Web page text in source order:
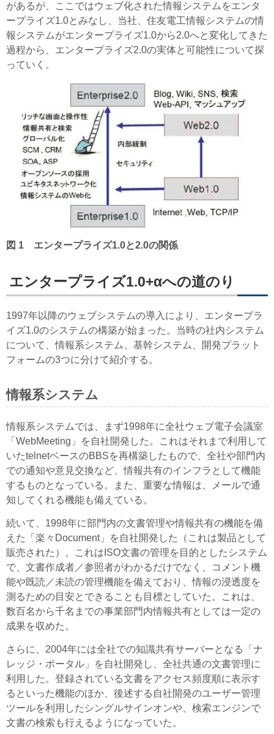
があるが、ここではウェブ化された情報システムをエンタ
ープライズ1.0とみなし、当社、住友電工情報システムの情
報システムがエンタープライズ1.0から2.0へと変化してきた
過程から、エンタープライズ2.0の実体と可能性について探
っていく。
図 1 エンタープライズ1.0と2.0の関係
エンタープライズ1.0+αへの道のり
1997年以降のウェブシステムの導入により、エンタープラ
イズ1.0のシステムの構築が始まった。当時の社内システム
について、情報系システム、基幹システム、開発プラット
フォームの3つに分けて紹介する。
情報系システム
情報系システムでは、まず1998年に全社ウェブ電子会議室
「WebMeeting」を自社開発した。これはそれまで利用して
いたtelnetベースのBBSを再構築したもので、全社や部門内
での通知や意見交換など、情報共有のインフラとして機能
するものとなっている。また、重要な情報は、メールで通
知してくれる機能も備えている。
続いて、1998年に部門内の文書管理や情報共有の機能を備
えた「楽々Document」を自社開発した（これは製品として
販売された）。これはISO文書の管理を目的としたシステム
で、文書作成者／参照者がわかるだけでなく、コメント機
能や既読／未読の管理機能を備えており、情報の浸透度を
測るための目安とできることも目標としていた。これは、
数百名から千名までの事業部門内情報共有としては一定の
成果を収めた。
さらに、2004年には全社での知識共有サーバーとなる「ナ
レッジ・ポータル」を自社開発し、全社共通の文書管理に
利用した。登録されている文書をアクセス頻度順に表示す
るといった機能のほか、後述する自社開発のユーザー管理
ツールを利用したシングルサインオンや、検索エンジンで
文書の検索も行えるようになっていた。